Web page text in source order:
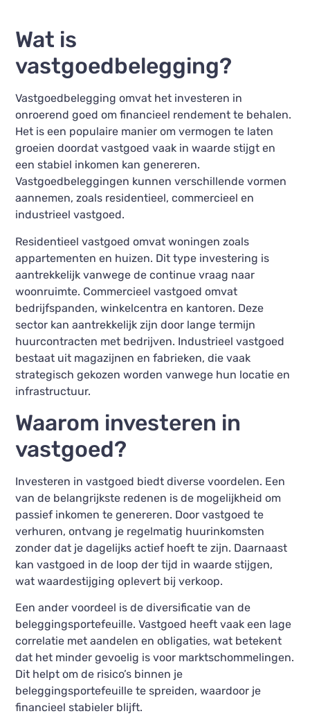
Wat is
vastgoedbelegging?
Vastgoedbelegging omvat het investeren in
onroerend goed om financieel rendement te behalen.
Het is een populaire manier om vermogen te laten
groeien doordat vastgoed vaak in waarde stijgt en
een stabiel inkomen kan genereren.
Vastgoedbeleggingen kunnen verschillende vormen
aannemen, zoals residentieel, commercieel en
industrieel vastgoed.
Residentieel vastgoed omvat woningen zoals
appartementen en huizen. Dit type investering is
aantrekkelijk vanwege de continue vraag naar
woonruimte. Commercieel vastgoed omvat
bedrijfspanden, winkelcentra en kantoren. Deze
sector kan aantrekkelijk zijn door lange termijn
huurcontracten met bedrijven. Industrieel vastgoed
bestaat uit magazijnen en fabrieken, die vaak
strategisch gekozen worden vanwege hun locatie en
infrastructuur.
Waarom investeren in
vastgoed?
Investeren in vastgoed biedt diverse voordelen. Een
van de belangrijkste redenen is de mogelijkheid om
passief inkomen te genereren. Door vastgoed te
verhuren, ontvang je regelmatig huurinkomsten
zonder dat je dagelijks actief hoeft te zijn. Daarnaast
kan vastgoed in de loop der tijd in waarde stijgen,
wat waardestijging oplevert bij verkoop.
Een ander voordeel is de diversificatie van de
beleggingsportefeuille. Vastgoed heeft vaak een lage
correlatie met aandelen en obligaties, wat betekent
dat het minder gevoelig is voor marktschommelingen.
Dit helpt om de risico’s binnen je
beleggingsportefeuille te spreiden, waardoor je
financieel stabieler blijft.